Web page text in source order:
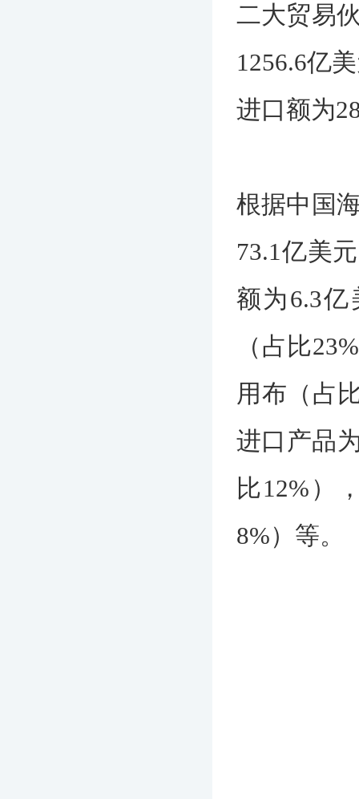
二大贸易
1256.6亿
进口额为
根据中国
73.1亿美
额为6.3
（占比
用布（占
进口产品
比12%）
8%）等。